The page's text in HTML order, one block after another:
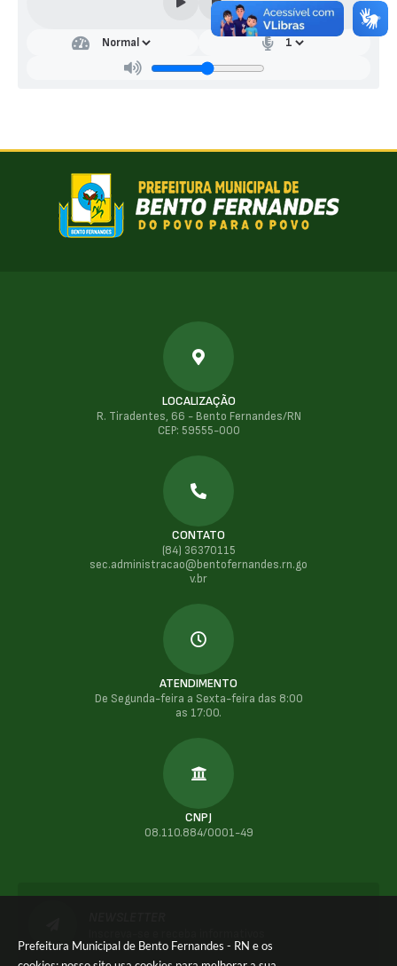
Prefeitura Municipal de Bento Fernandes - RN e os
LOCALIZAÇÃO
R. Tiradentes, 66 - Bento Fernandes/RN
CEP: 59555-000
CONTATO
(84) 36370115
sec.administracao@bentofernandes.rn.go
v.br
ATENDIMENTO
De Segunda-feira a Sexta-feira das 8:00
as 17:00.
CNPJ
08.110.884/0001-49